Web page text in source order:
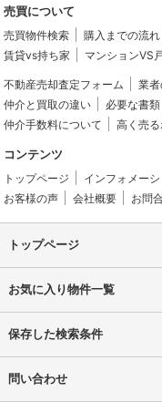
売買について
売買物件検索 購入までの流れ
賃貸vs持ち家
マンションVS
不動産売却査定フォーム 業
仲介と買取の違い
必要な書類
仲介手数料について
高く売る
コンテンツ
トップページ インフォメー
お客様の声
会社概要 お問
トップページ
お気に入り物件一覧
保存した検索条件
問い合わせ